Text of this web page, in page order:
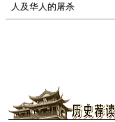
人及华人的屠杀